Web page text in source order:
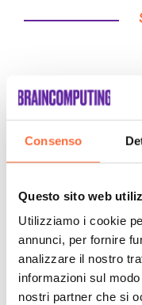
Consenso
Questo sito web
Utilizziamo i cookie
annunci, per fornire
analizzare il nostro
informazioni sul
nostri partner che si